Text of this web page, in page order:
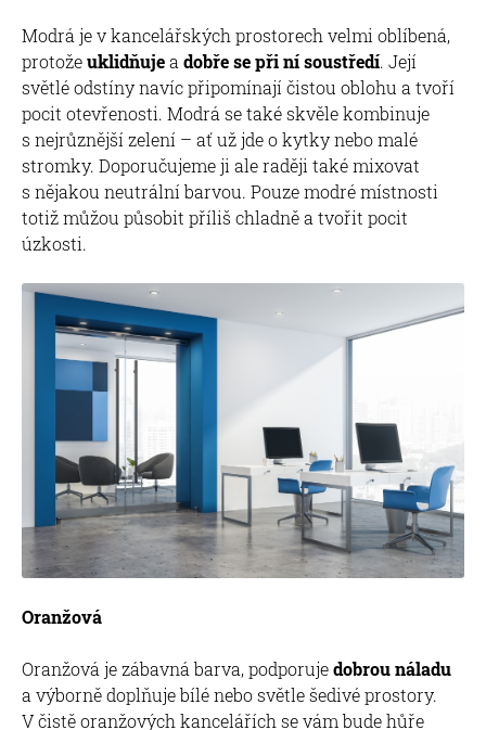
Modrá je v kancelářských prostorech velmi oblíbená,
protožeuklidňujea dobře se při ní soustředí. Její
světlé odstíny navíc připomínají čistou oblohu a tvoří
pocit otevřenosti. Modrá se také skvěle kombinuje
s nejrůznější zelení – ať už jde o kytky nebo malé
stromky. Doporučujeme ji ale raději také mixovat
s nějakou neutrální barvou. Pouze modré místnosti
totiž můžou působit příliš chladně a tvořit pocit
úzkosti.
Oranžová
Oranžová je zábavná barva, podporujedobrou náladu
a výborně doplňuje bílé nebo světle šedivé prostory.
V čistě oranžových kancelářích se vám bude hůře